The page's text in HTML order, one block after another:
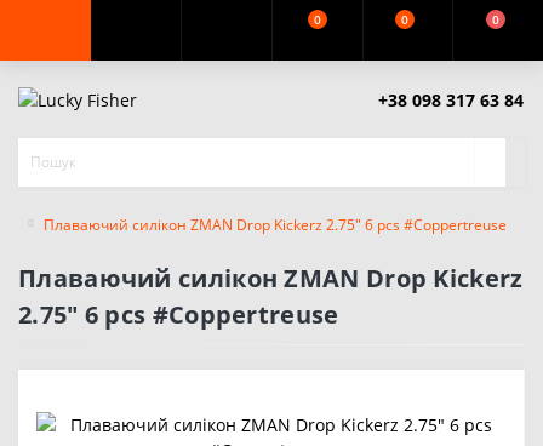
0 0 0
+38 098 317 63 84
Плаваючий силікон ZMAN Drop Kickerz 2.75" 6 pcs #Coppertreuse
Плаваючий силікон ZMAN Drop Kickerz
2.75" 6 pcs #Coppertreuse